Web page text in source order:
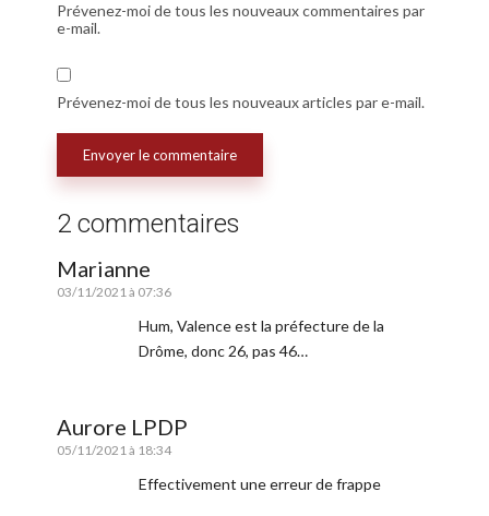
Prévenez-moi de tous les nouveaux commentaires par
e-mail.
Prévenez-moi de tous les nouveaux articles par e-mail.
2 commentaires
Marianne
03/11/2021 à 07:36
Hum, Valence est la préfecture de la
Drôme, donc 26, pas 46…
Aurore LPDP
05/11/2021 à 18:34
Effectivement une erreur de frappe